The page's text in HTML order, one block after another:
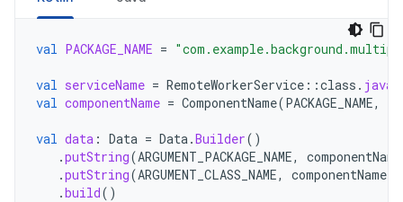
val PACKAGE_NAME =
val serviceName = RemoteWorkerService ::class . java
val componentName = ComponentName(PACKAGE_NAME,
val data : Data = Data.Builder()
.putString(ARGUMENT_PACKAGE_NAME, componentName
.putString(ARGUMENT_CLASS_NAME, componentName
.build()